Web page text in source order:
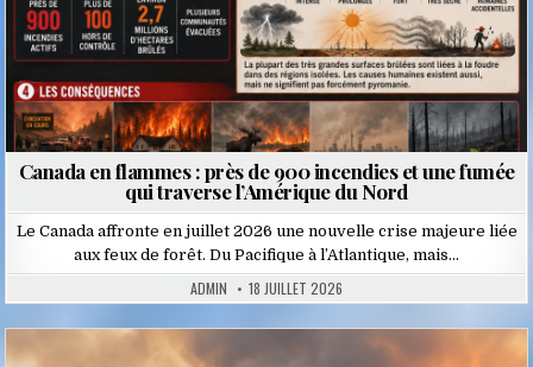
Canada en flammes : près de 900 incendies et une fumée
qui traverse l’Amérique du Nord
Le Canada affronte en juillet 2026 une nouvelle crise majeure liée
aux feux de forêt. Du Pacifique à l’Atlantique, mais…
ADMIN 18 JUILLET 2026